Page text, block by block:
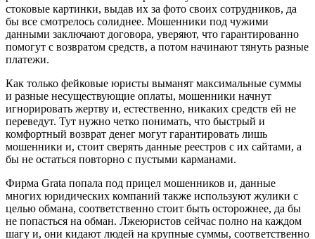
стоковые картинки, выдав их за фото своих сотрудников, да
бы все смотрелось солиднее. Мошенники под чужими
данными заключают договора, уверяют, что гарантированно
помогут с возвратом средств, а потом начинают тянуть разные
платежи.
Как только фейковые юристы выманят максимальные суммы
и разные несуществующие оплаты, мошенники начнут
игнорировать жертву и, естественно, никаких средств ей не
переведут. Тут нужно четко понимать, что быстрый и
комфортный возврат денег могут гарантировать лишь
мошенники и, стоит сверять данные реестров с их сайтами, а
бы не остаться повторно с пустыми карманами.
Фирма Grata попала под прицел мошенников и, данные
многих юридических компаний также используют жулики с
целью обмана, соответственно стоит быть осторожнее, да бы
не попасться на обман. Лжеюристов сейчас полно на каждом
шагу и, они кидают людей на крупные суммы, соответственно